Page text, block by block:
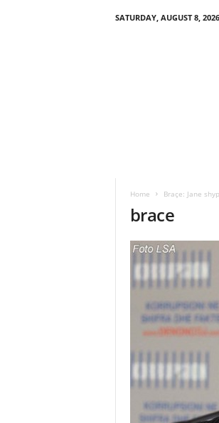
SATURDAY, AUGUST 8, 2026
Home Braçe: Jane
brace